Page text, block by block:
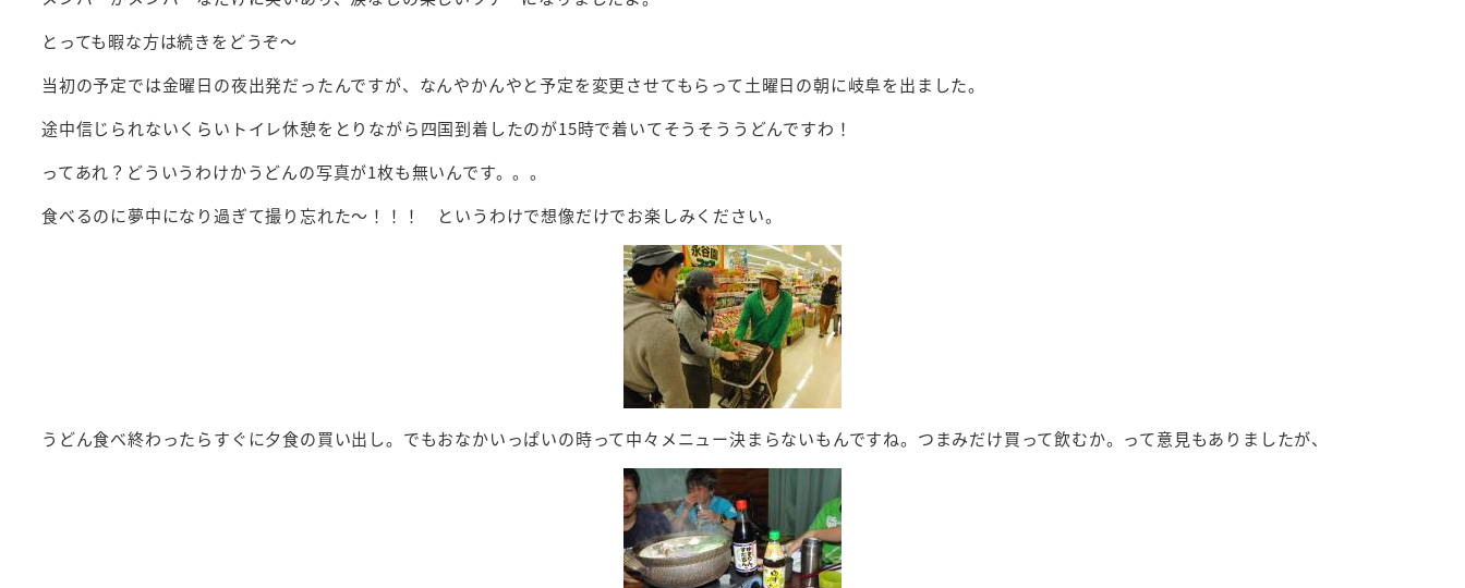
とっても暇な方は続きをどうぞ～
当初の予定では金曜日の夜出発だったんですが、なんやかんやと予定を変更させてもらって土曜日の朝に岐阜を出ました。
途中信じられないくらいトイレ休憩をとりながら四国到着したのが15時で着いてそうそううどんですわ！
ってあれ？どういうわけかうどんの写真が1枚も無いんです。。。
食べるのに夢中になり過ぎて撮り忘れた～！！！ というわけで想像だけでお楽しみください。
うどん食べ終わったらすぐに夕食の買い出し。でもおなかいっぱいの時って中々メニュー決まらないもんですね。つまみだけ買って飲むか。って意見もありましたが、